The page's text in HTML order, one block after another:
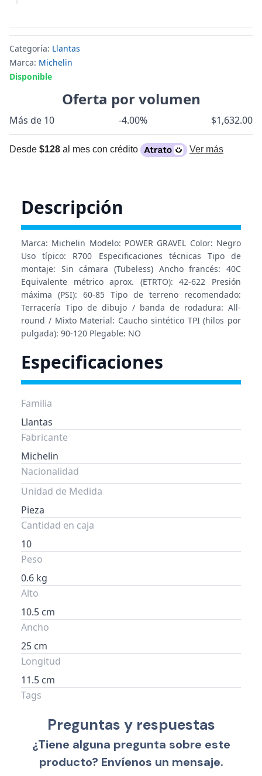
Categoría: Llantas
Marca: Michelin
Disponible
Oferta por volumen
Más de 10 -4.00% $1,632.00
Desde $128 al mes con crédito Ver más
Descripción
Marca: Michelin Modelo: POWER GRAVEL Color: Negro
Uso típico: R700 Especificaciones técnicas Tipo de
montaje: Sin cámara (Tubeless) Ancho francés: 40C
Equivalente métrico aprox. (ETRTO): 42-622 Presión
máxima (PSI): 60-85 Tipo de terreno recomendado:
Terracería Tipo de dibujo / banda de rodadura: All-
round / Mixto Material: Caucho sintético TPI (hilos por
pulgada): 90-120 Plegable: NO
Especificaciones
Familia
Llantas
Fabricante
Michelin
Nacionalidad
Unidad de Medida
Pieza
Cantidad en caja
10
Peso
0.6 kg
Alto
10.5 cm
Ancho
25 cm
Longitud
11.5 cm
Tags
Preguntas y respuestas
¿Tiene alguna pregunta sobre este
producto? Envíenos un mensaje.